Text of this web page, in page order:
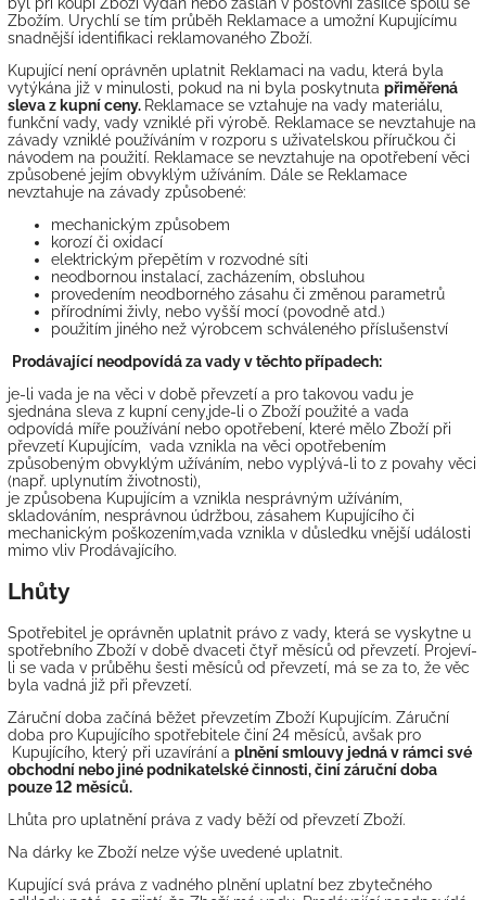
Zbožím. Urychlí se tím průběh Reklamace a umožní Kupujícímu
snadnější identifikaci reklamovaného Zboží.
Kupující není oprávněn uplatnit Reklamaci na vadu, která byla
vytýkána již v minulosti, pokud na ni byla poskytnuta přiměřená
sleva z kupní ceny. Reklamace se vztahuje na vady materiálu,
funkční vady, vady vzniklé při výrobě. Reklamace se nevztahuje na
závady vzniklé používáním v rozporu s uživatelskou příručkou či
návodem na použití. Reklamace se nevztahuje na opotřebení věci
způsobené jejím obvyklým užíváním. Dále se Reklamace
nevztahuje na závady způsobené:
mechanickým způsobem
korozí či oxidací
elektrickým přepětím v rozvodné síti
neodbornou instalací, zacházením, obsluhou
provedením neodborného zásahu či změnou parametrů
přírodními živly, nebo vyšší mocí (povodně atd.)
použitím jiného než výrobcem schváleného příslušenství
Prodávající neodpovídá za vady v těchto případech:
je-li vada je na věci v době převzetí a pro takovou vadu je
sjednána sleva z kupní ceny,jde-li o Zboží použité a vada
odpovídá míře používání nebo opotřebení, které mělo Zboží při
převzetí Kupujícím, ­ vada vznikla na věci opotřebením
způsobeným obvyklým užíváním, nebo vyplývá-li to z povahy věci
(např. uplynutím životnosti), ­
je způsobena Kupujícím a vznikla nesprávným užíváním,
skladováním, nesprávnou údržbou, zásahem Kupujícího či
mechanickým poškozením,vada vznikla v důsledku vnější události
mimo vliv Prodávajícího.
Lhůty
Spotřebitel je oprávněn uplatnit právo z vady, která se vyskytne u
spotřebního Zboží v době dvaceti čtyř měsíců od převzetí. Projeví-
li se vada v průběhu šesti měsíců od převzetí, má se za to, že věc
byla vadná již při převzetí.
Záruční doba začíná běžet převzetím Zboží Kupujícím. Záruční
doba pro Kupujícího spotřebitele činí 24 měsíců, avšak pro
Kupujícího, který při uzavírání a plnění smlouvy jedná v rámci své
obchodní nebo jiné podnikatelské činnosti, činí záruční doba
pouze 12 měsíců.
Lhůta pro uplatnění práva z vady běží od převzetí Zboží.
Na dárky ke Zboží nelze výše uvedené uplatnit.
Kupující svá práva z vadného plnění uplatní bez zbytečného